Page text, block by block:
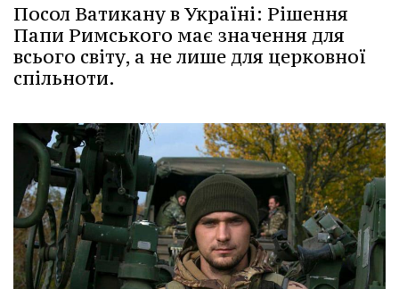
Посол Ватикану в Україні: Рішення
Папи Римського має значення для
всього світу, а не лише для церковної
спільноти.